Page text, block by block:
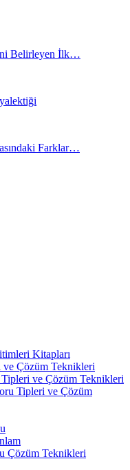
Belirleyen İlk…
Farklar…
Kitapları
ve Çözüm Teknikleri
Tipleri ve Çözüm Teknikleri
Tipleri ve Çözüm
Çözüm Teknikleri